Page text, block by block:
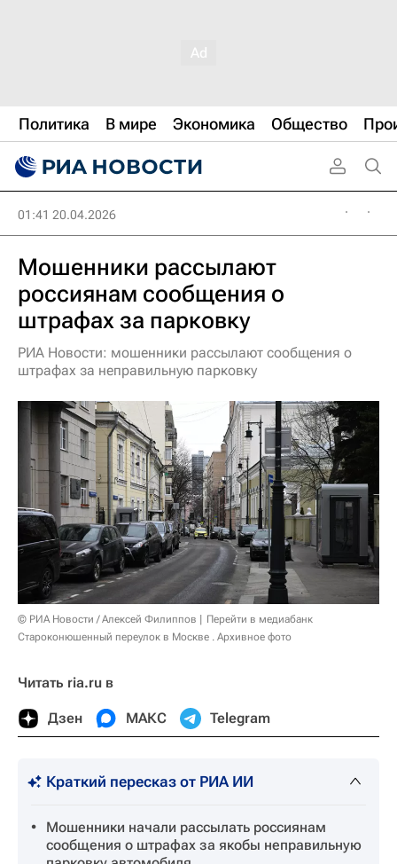
Политика В мире Экономика Общество
01:41 20.04.2026
Мошенники рассылают
россиянам сообщения о
штрафах за парковку
РИА Новости: мошенники рассылают сообщения о
штрафах за неправильную парковку
© РИА Новости / Алексей Филиппов
Перейти в медиабанк
Староконюшенный переулок в Москве . Архивное фото
Читать ria.ru в
Дзен МАКС Telegram
Краткий пересказ от РИА ИИ
Мошенники начали рассылать россиянам
сообщения о штрафах за якобы неправильную